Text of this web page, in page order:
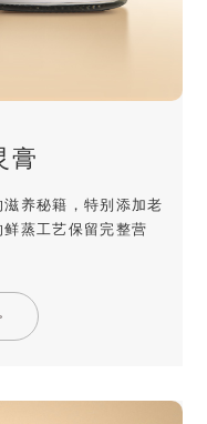
膏
养秘籍，特别添加老
蒸工艺保留完整营